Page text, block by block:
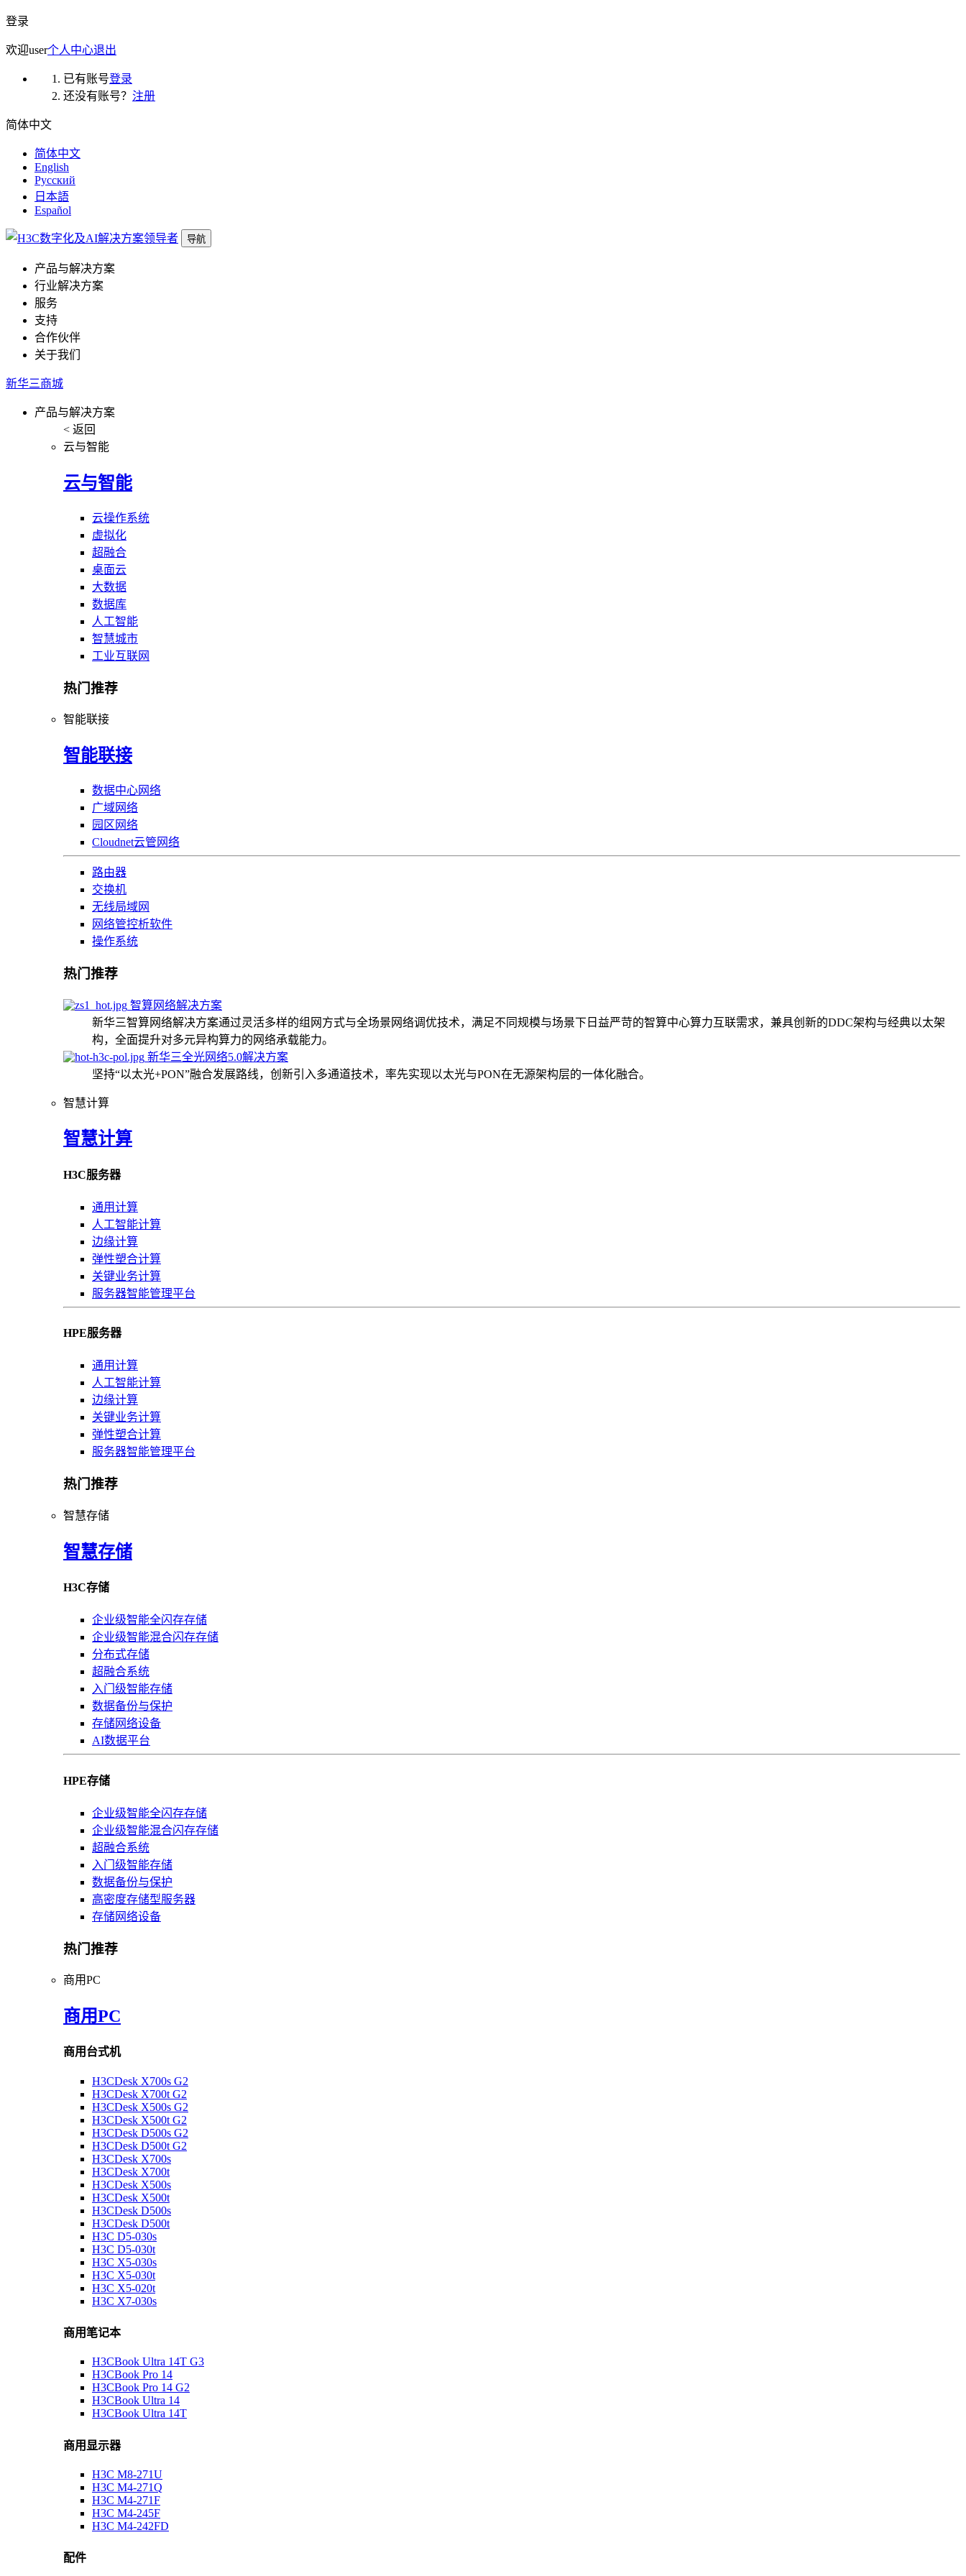
登录
欢迎user个人中心退出
已有账号登录
还没有账号？ 注册
简体中文
简体中文
English
Русский
日本語
Español
导航
产品与解决方案
行业解决方案
服务
支持
合作伙伴
关于我们
新华三商城
产品与解决方案
< 返回
云与智能
云与智能
云操作系统
虚拟化
超融合
桌面云
大数据
数据库
人工智能
智慧城市
工业互联网
热门推荐
智能联接
智能联接
数据中心网络
广域网络
园区网络
Cloudnet云管网络
路由器
交换机
无线局域网
网络管控析软件
操作系统
热门推荐
智算网络解决方案
新华三智算网络解决方案通过灵活多样的组网方式与全场景网络调优技术，满足不同规模与场景下日益严苛的智算中心算力互联需求，兼具创新的DDC架构与经典以太架
构，全面提升对多元异构算力的网络承载能力。
新华三全光网络5.0解决方案
坚持“以太光+PON”融合发展路线，创新引入多通道技术，率先实现以太光与PON在无源架构层的一体化融合。
智慧计算
智慧计算
H3C服务器
通用计算
人工智能计算
边缘计算
弹性塑合计算
关键业务计算
服务器智能管理平台
HPE服务器
通用计算
人工智能计算
边缘计算
关键业务计算
弹性塑合计算
服务器智能管理平台
热门推荐
智慧存储
智慧存储
H3C存储
企业级智能全闪存存储
企业级智能混合闪存存储
分布式存储
超融合系统
入门级智能存储
数据备份与保护
存储网络设备
AI数据平台
HPE存储
企业级智能全闪存存储
企业级智能混合闪存存储
超融合系统
入门级智能存储
数据备份与保护
高密度存储型服务器
存储网络设备
热门推荐
商用PC
商用PC
商用台式机
H3CDesk X700s G2
H3CDesk X700t G2
H3CDesk X500s G2
H3CDesk X500t G2
H3CDesk D500s G2
H3CDesk D500t G2
H3CDesk X700s
H3CDesk X700t
H3CDesk X500s
H3CDesk X500t
H3CDesk D500s
H3CDesk D500t
H3C D5-030s
H3C D5-030t
H3C X5-030s
H3C X5-030t
H3C X5-020t
H3C X7-030s
商用笔记本
H3CBook Ultra 14T G3
H3CBook Pro 14
H3CBook Pro 14 G2
H3CBook Ultra 14
H3CBook Ultra 14T
商用显示器
H3C M8-271U
H3C M4-271Q
H3C M4-271F
H3C M4-245F
H3C M4-242FD
配件